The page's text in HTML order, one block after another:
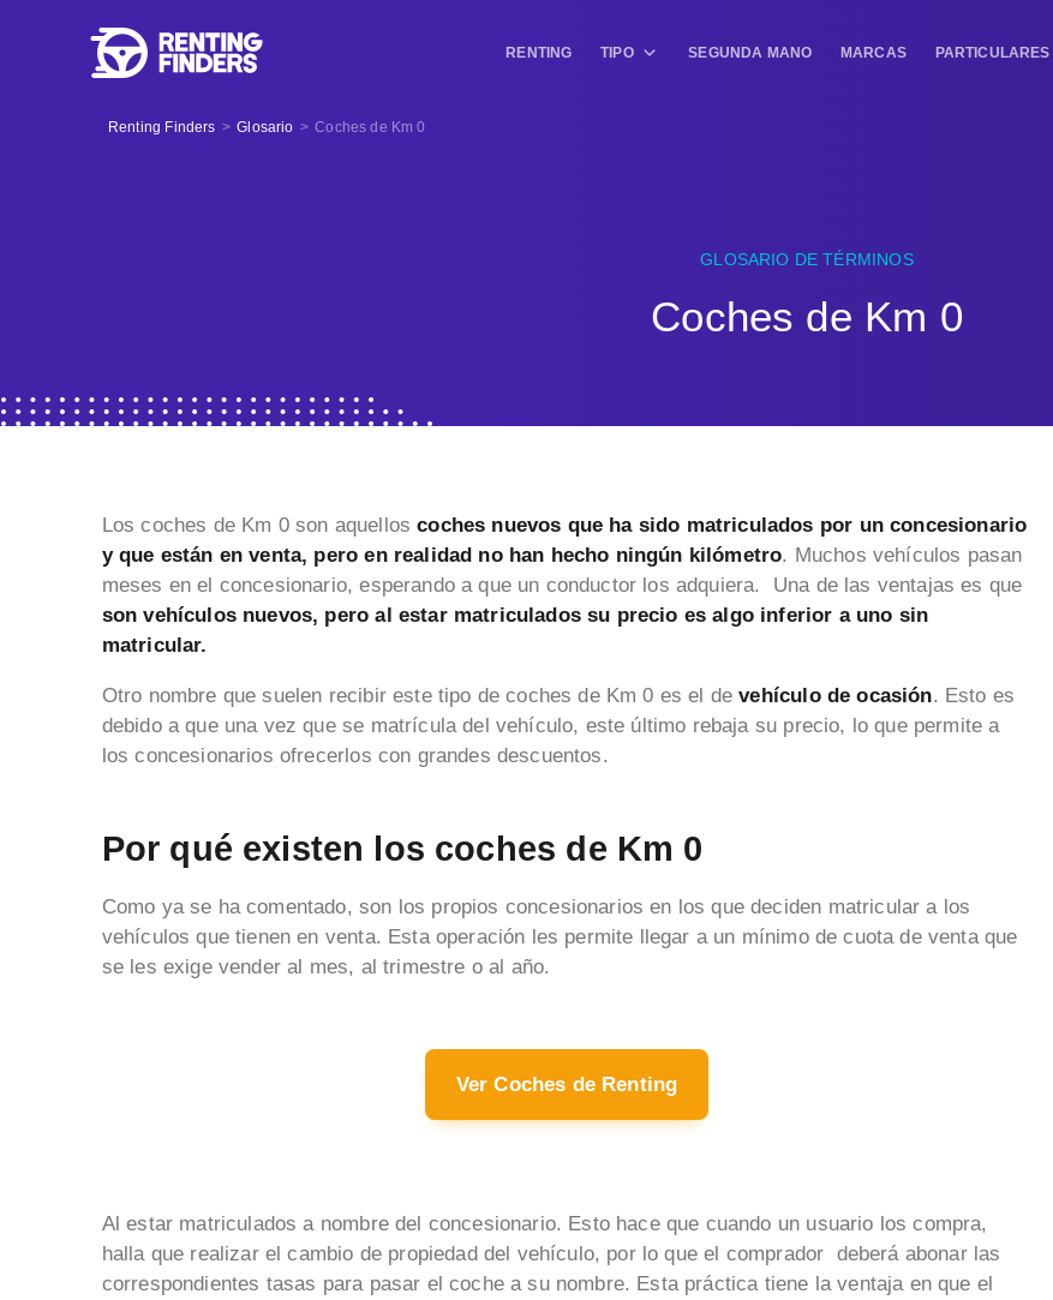
RENTING TIPO SEGUNDA MANO MARCAS PARTICULARES
Renting Finders > Glosario > Coches de Km 0
GLOSARIO DE TÉRMINOS
Coches de Km 0
Los coches de Km 0 son aquelloscoches nuevos que ha sido matriculados por un concesionario
y que están en venta, pero en realidad no han hecho ningún kilómetro. Muchos vehículos pasan
meses en el concesionario, esperando a que un conductor los adquiera. Una de las ventajas es que
son vehículos nuevos, pero al estar matriculados su precio es algo inferior a uno sin
matricular.
Otro nombre que suelen recibir este tipo de coches de Km 0 es el devehículo de ocasión. Esto es
debido a que una vez que se matrícula del vehículo, este último rebaja su precio, lo que permite a
los concesionarios ofrecerlos con grandes descuentos.
Por qué existen los coches de Km 0
Como ya se ha comentado, son los propios concesionarios en los que deciden matricular a los
vehículos que tienen en venta. Esta operación les permite llegar a un mínimo de cuota de venta que
se les exige vender al mes, al trimestre o al año.
Ver Coches de Renting
Al estar matriculados a nombre del concesionario. Esto hace que cuando un usuario los compra,
halla que realizar el cambio de propiedad del vehículo, por lo que el comprador deberá abonar las
correspondientes tasas para pasar el coche a su nombre. Esta práctica tiene la ventaja en que el